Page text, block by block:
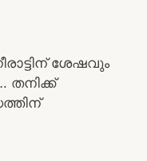
ശേഷവും
തനിക്ക്